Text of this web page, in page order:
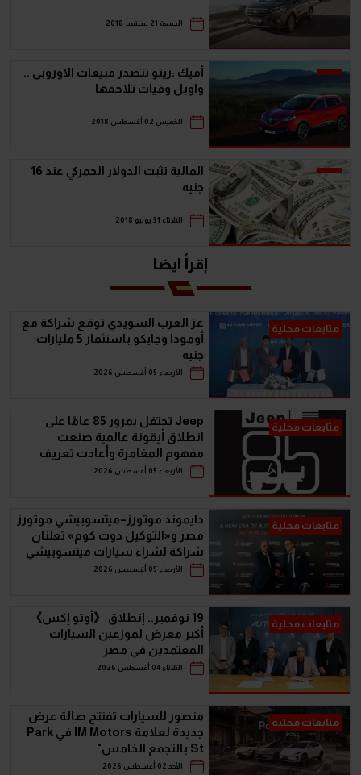
الجمعة 21 سبتمبر 2018
أميك :رينو تتصدر مبيعات الاوروبى ..
واوبل وفيات تلاحقها
الخميس 02 أغسطس 2018
المالية تثبت الدولار الجمركي عند 16
جنيه
الثلاثاء 31 يوليو 2018
إقرأ ايضا
متابعات محلية
عز العرب السويدي توقع شراكة مع
أومودا وجايكو باستثمار 5 مليارات
جنيه
الأربعاء 05 أغسطس 2026
متابعات محلية
Jeep تحتفل بمرور 85 عامًا على
انطلاق أيقونة عالمية صنعت
مفهوم المغامرة وأعادت تعريف
سيارات الـ SUV
الأربعاء 05 أغسطس 2026
متابعات محلية
دايموند موتورز–ميتسوبيشي موتورز
مصر و«التوكيل دوت كوم» تعلنان
شراكة لشراء سيارات ميتسوبيشي
أونلاين
الأربعاء 05 أغسطس 2026
متابعات محلية
19 نوفمبر.. إنطلاق 《أوتو إكس》
أكبر معرض لموزعين السيارات
المعتمدين في مصر
الثلاثاء 04 أغسطس 2026
متابعات محلية
منصور للسيارات تفتتح صالة عرض
جديدة لعلامة IM Motors في Park
St بالتجمع الخامس"
الأحد 02 أغسطس 2026